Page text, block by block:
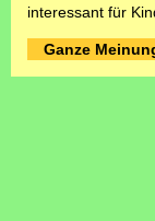
interessant für
Ganze